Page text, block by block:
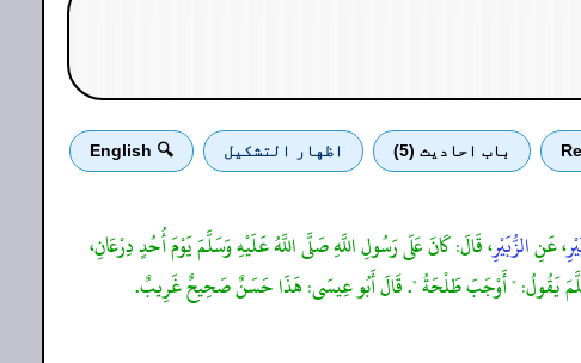
باب احادیث (5) اظهار التشكيل 🔍 English
، عَنِالزُّبَيْرِ، قَالَ: كَانَ عَلَى رَسُولِ اللَّهِ صَلَّى اللَّهُ عَلَيْهِ وَسَلَّمَ يَوْمَ أُحُدٍ دِرْعَانِ،
وَسَلَّمَ يَقُولُ: " أَوْجَبَ طَلْحَةُ ". قَالَ أَبُو عِيسَى: هَذَا حَسَنٌ صَحِيحٌ غَرِيبٌ.